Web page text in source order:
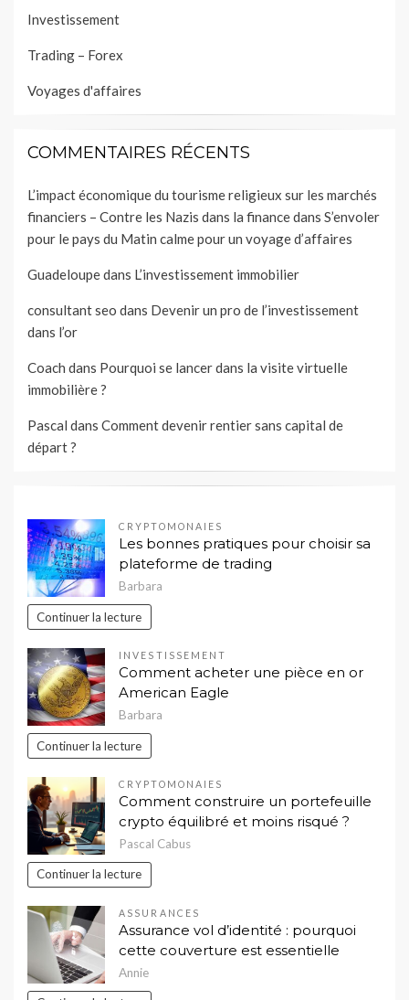
Investissement
Trading – Forex
Voyages d'affaires
COMMENTAIRES RÉCENTS
L’impact économique du tourisme religieux sur les marchés
financiers – Contre les Nazis dans la financedans S’envoler
pour le pays du Matin calme pour un voyage d’affaires
Guadeloupedans L’investissement immobilier
consultant seo dans Devenir un pro de l’investissement
dans l’or
Coach dans Pourquoi se lancer dans la visite virtuelle
immobilière ?
Pascal dans Comment devenir rentier sans capital de
départ ?
CRYPTOMONAIES
Les bonnes pratiques pour choisir sa
plateforme de trading
Barbara
Continuer la lecture
INVESTISSEMENT
Comment acheter une pièce en or
American Eagle
Barbara
Continuer la lecture
CRYPTOMONAIES
Comment construire un portefeuille
crypto équilibré et moins risqué ?
Pascal Cabus
Continuer la lecture
ASSURANCES
Assurance vol d’identité : pourquoi
cette couverture est essentielle
Annie